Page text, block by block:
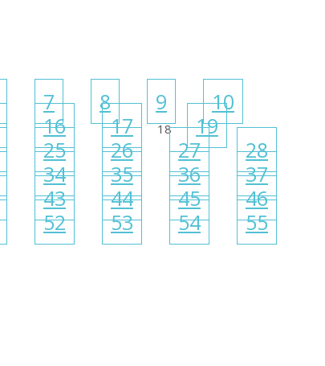
7 8 9
10
16 17 18
19
25 26 27
28
34 35 36
37
43 44 45
46
52 53 54 55